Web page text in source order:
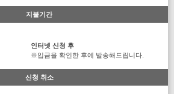
지불기간
인터넷 신청 후
※입금을 확인한 후에 발송해드립니다.
신청 취소